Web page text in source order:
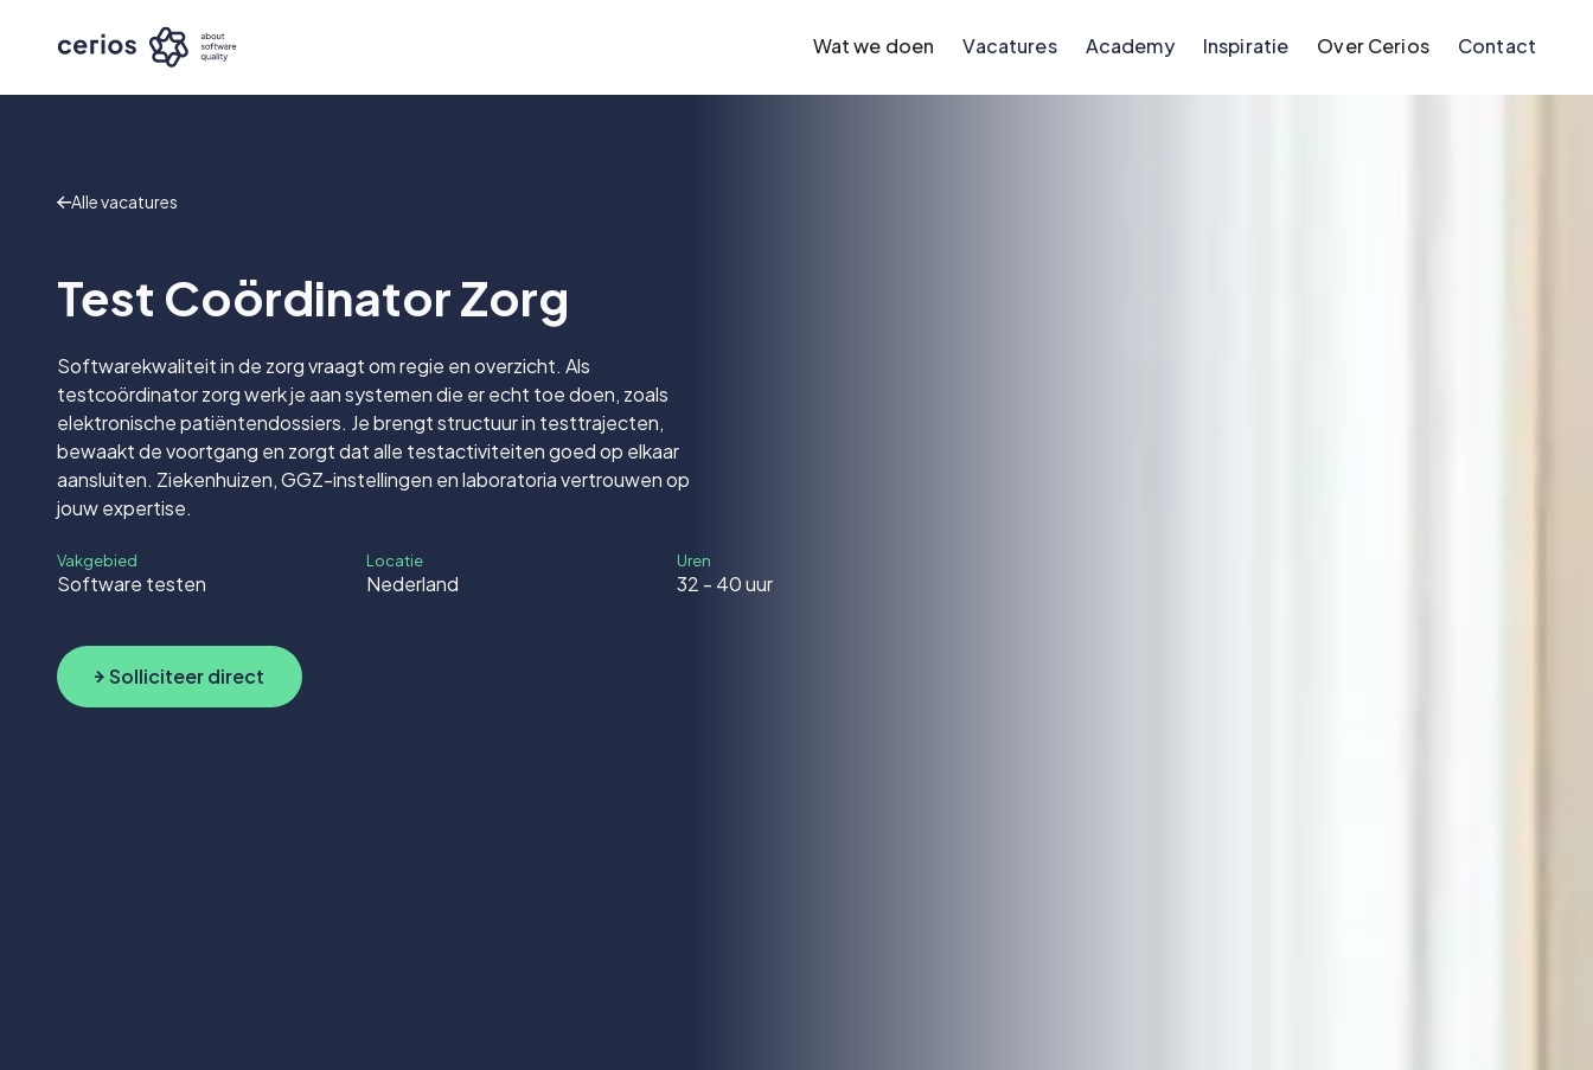
Wat we doen Vacatures Academy Inspiratie Over Cerios Contact
Alle vacatures
Test Coördinator Zorg
Softwarekwaliteit in de zorg vraagt om regie en overzicht. Als
testcoördinator zorg werk je aan systemen die er echt toe doen, zoals
elektronische patiëntendossiers. Je brengt structuur in testtrajecten,
bewaakt de voortgang en zorgt dat alle testactiviteiten goed op elkaar
aansluiten. Ziekenhuizen, GGZ-instellingen en laboratoria vertrouwen op
jouw expertise.
Vakgebied
Software testen
Locatie
Nederland
Uren
32 - 40 uur
Solliciteerdirect